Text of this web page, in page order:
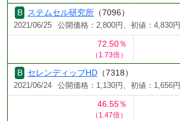
ステムセル研究所 （7096）
2021/06/25 公開価格：2,800円、初値：4,830円
72.50％
（1.73倍）
セレンディップHD （7318）
2021/06/24 公開価格：1,130円、初値：1,656円
46.55％
（1.47倍）